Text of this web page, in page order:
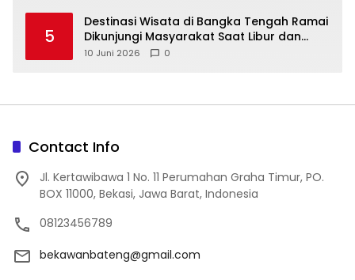
5
‎Destinasi Wisata di Bangka Tengah Ramai
Dikunjungi Masyarakat Saat Libur dan
Akhir Pekan
10 Juni 2026 0
Contact Info
Jl. Kertawibawa 1 No. 11 Perumahan Graha Timur, PO.
BOX 11000, Bekasi, Jawa Barat, Indonesia
08123456789
bekawanbateng@gmail.com